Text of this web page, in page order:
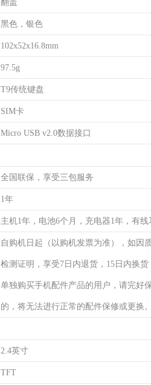
翻盖
黑色，银色
102x52x16.8mm
97.5g
T9传统键盘
SIM卡
Micro USB v2.0数据接口
全国联保，享受三包服务
1年
主机1年，电池6个月，充电器1年，有线
自购机日起（以购机发票为准），如因
检测证明，享受7日内退货，15日内换
单独购买手机配件产品的用户，请完好
的，将无法进行正常的配件保修或更换。
2.4英寸
TFT